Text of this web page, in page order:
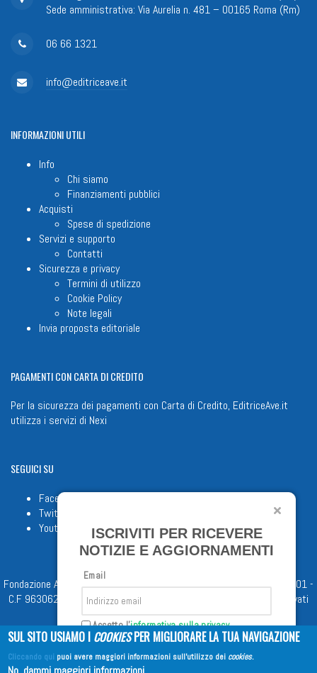
Sede amministrativa: Via Aurelia n. 481 – 00165 Roma (Rm)
06 66 1321
info@editriceave.it
INFORMAZIONIUTILI
Info
Chi siamo
Finanziamenti pubblici
Acquisti
Spese di spedizione
Servizi e supporto
Contatti
Sicurezza e privacy
Termini di utilizzo
Cookie Policy
Note legali
Invia proposta editoriale
PAGAMENTICON CARTA DI CREDITO
Per la sicurezza dei pagamenti con Carta di Credito, EditriceAve.it
utilizza i servizi di Nexi
SEGUICISU
Facebook
Twitter
Youtube
Fondazione Apostolicam Actuositatem ETS © 2023 - P.I. 05398481001 -
C.F 96306220581 - REA 888781 del 23/02/98 - Tutti i diritti riservati
ISCRIVITI PER RICEVERE
NOTIZIE E AGGIORNAMENTI
Email
Accetto l'informativa sulla privacy
Iscriviti
SUL SITO USIAMO I COOKIESPER MIGLIORARE LA TUA NAVIGAZIONE
Cliccando qui puoi avere maggiori informazioni sull'utilizzo dei cookies.